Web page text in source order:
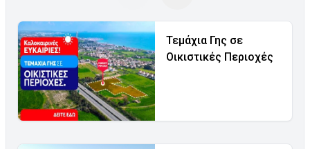
Τεμάχια Γης σε
Οικιστικές Περιοχές